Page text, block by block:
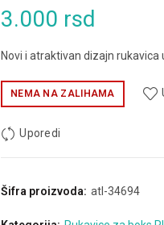
3.000 rsd
Novi i atraktivan dizajn
NEMA NA ZALIHAMA
Uporedi
Šifra proizvoda: atl-34694